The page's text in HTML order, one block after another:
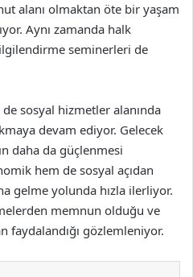
alanı olmaktan öte bir yaşam
Aynı zamanda halk
seminerleri de
sosyal hizmetler alanında
devam ediyor. Gelecek
daha da güçlenmesi
hem de sosyal açıdan
gelme yolunda hızla ilerliyor.
memnun olduğu ve
faydalandığı gözlemleniyor.